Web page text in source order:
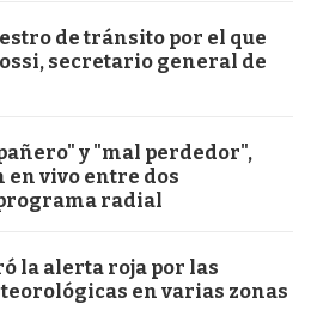
de tránsito por el que
secretario general de
y "mal perdedor",
vivo entre dos
radial
la alerta roja por las
en varias zonas